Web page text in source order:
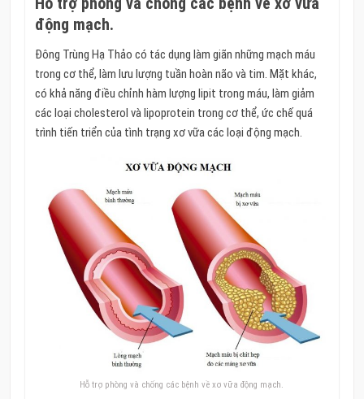
động mạch.
Đông Trùng Hạ Thảo có tác dụng làm giãn những mạch máu
trong cơ thể, làm lưu lượng tuần hoàn não và tim. Mặt khác,
có khả năng điều chỉnh hàm lượng lipit trong máu, làm giảm
các loại cholesterol và lipoprotein trong cơ thể, ức chế quá
trình tiến triển của tình trạng xơ vữa các loại động mạch.
Hỗ trợ phòng và chống các bệnh về xơ vữa động mạch.